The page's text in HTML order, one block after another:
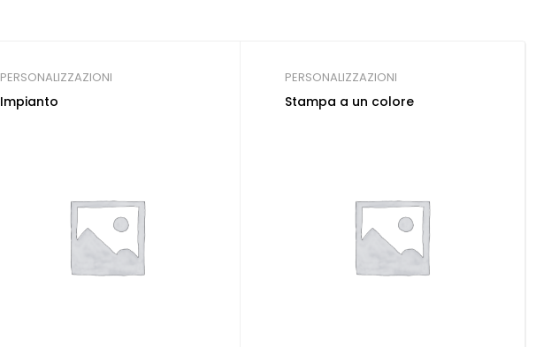
PERSONALIZZAZIONI
Impianto
PERSONALIZZAZIONI
Stampa a un colore